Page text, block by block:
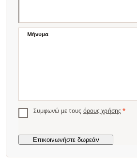
Μήνυμα
Συμφωνώ με τους όρους χρήσης *